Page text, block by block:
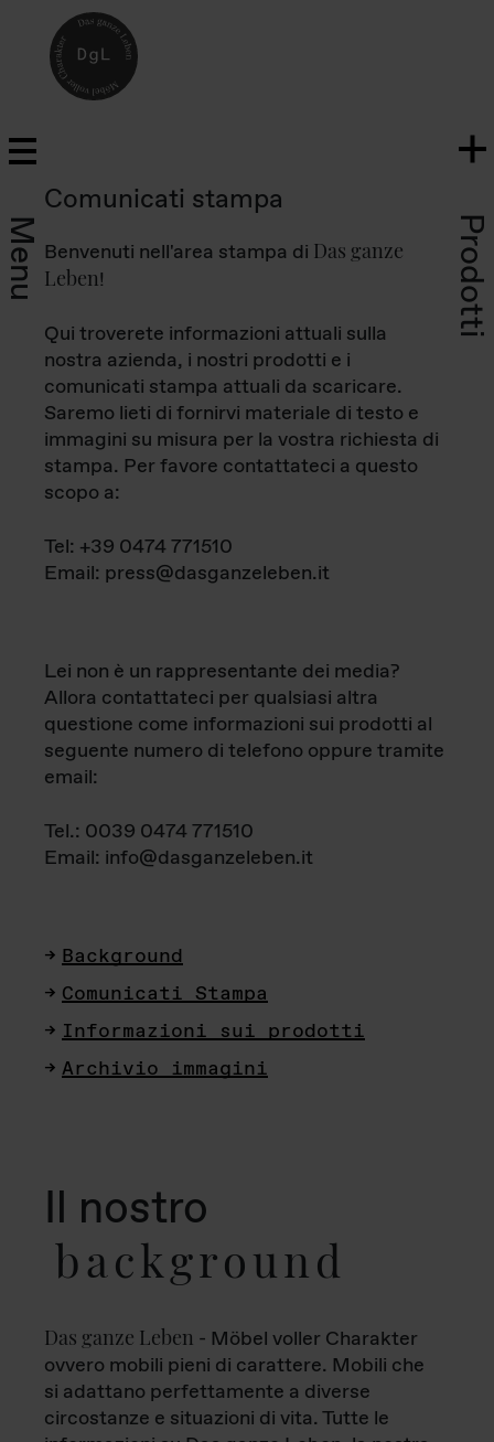
Menu Prodotti
Comunicati stampa
Benvenuti nell'area stampa di Das ganze
Leben!
Qui troverete informazioni attuali sulla
nostra azienda, i nostri prodotti e i
comunicati stampa attuali da scaricare.
Saremo lieti di fornirvi materiale di testo e
immagini su misura per la vostra richiesta di
stampa. Per favore contattateci a questo
scopo a:
Tel: +39 0474 771510
Email: press@dasganzeleben.it
Lei non è un rappresentante dei media?
Allora contattateci per qualsiasi altra
questione come informazioni sui prodotti al
seguente numero di telefono oppure tramite
email:
Tel.: 0039 0474 771510
Email: info@dasganzeleben.it
Background
Comunicati Stampa
Informazioni sui prodotti
Archivio immagini
Il nostro
background
Das ganze Leben - Möbel voller Charakter
ovvero mobili pieni di carattere. Mobili che
si adattano perfettamente a diverse
circostanze e situazioni di vita. Tutte le